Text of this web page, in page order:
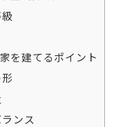
を建てるポイント
ンス